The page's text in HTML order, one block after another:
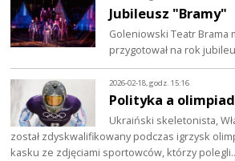
Jubileusz "Bramy"
Goleniowski Teatr Brama
przygotował na rok
2026-02-18, godz. 15:16
Polityka a
Ukraiński skeletonista,
został zdyskwalifikowany podczas igrzysk
kasku ze zdjęciami sportowców, którzy